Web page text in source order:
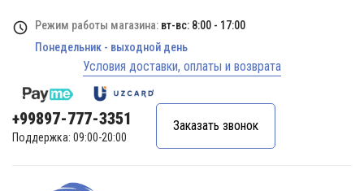
Режим работы магазина: вт-вс: 8:00 - 17:00
Понедельник - выходной день
Условия доставки, оплаты и возврата
+99897-777-3351
Поддержка: 09:00-20:00
Заказать звонок